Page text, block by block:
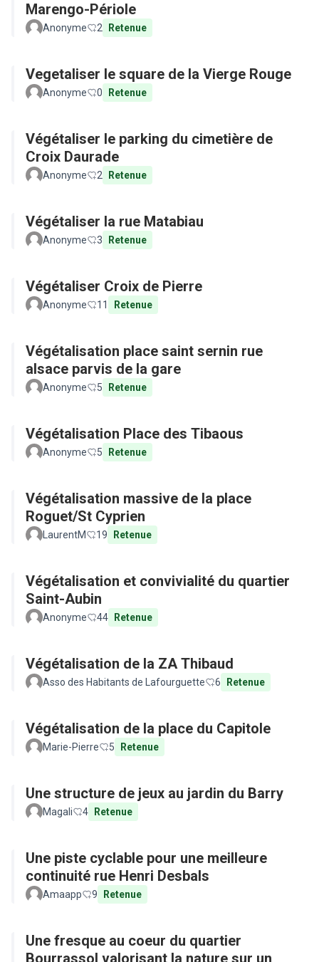
Marengo-Périole
Anonyme 2 Retenue
Vegetaliser le square de la Vierge Rouge
Anonyme 0 Retenue
Végétaliser le parking du cimetière de
Croix Daurade
Anonyme 2 Retenue
Végétaliser la rue Matabiau
Anonyme 3 Retenue
Végétaliser Croix de Pierre
Anonyme 11 Retenue
Végétalisation place saint sernin rue
alsace parvis de la gare
Anonyme 5 Retenue
Végétalisation Place des Tibaous
Anonyme 5 Retenue
Végétalisation massive de la place
Roguet/St Cyprien
LaurentM 19 Retenue
Végétalisation et convivialité du quartier
Saint-Aubin
Anonyme 44 Retenue
Végétalisation de la ZA Thibaud
Asso des Habitants de Lafourguette 6 Retenue
Végétalisation de la place du Capitole
Marie-Pierre 5 Retenue
Une structure de jeux au jardin du Barry
Magali 4 Retenue
Une piste cyclable pour une meilleure
continuité rue Henri Desbals
Amaapp 9 Retenue
Une fresque au coeur du quartier
Bourrassol valorisant la nature sur un